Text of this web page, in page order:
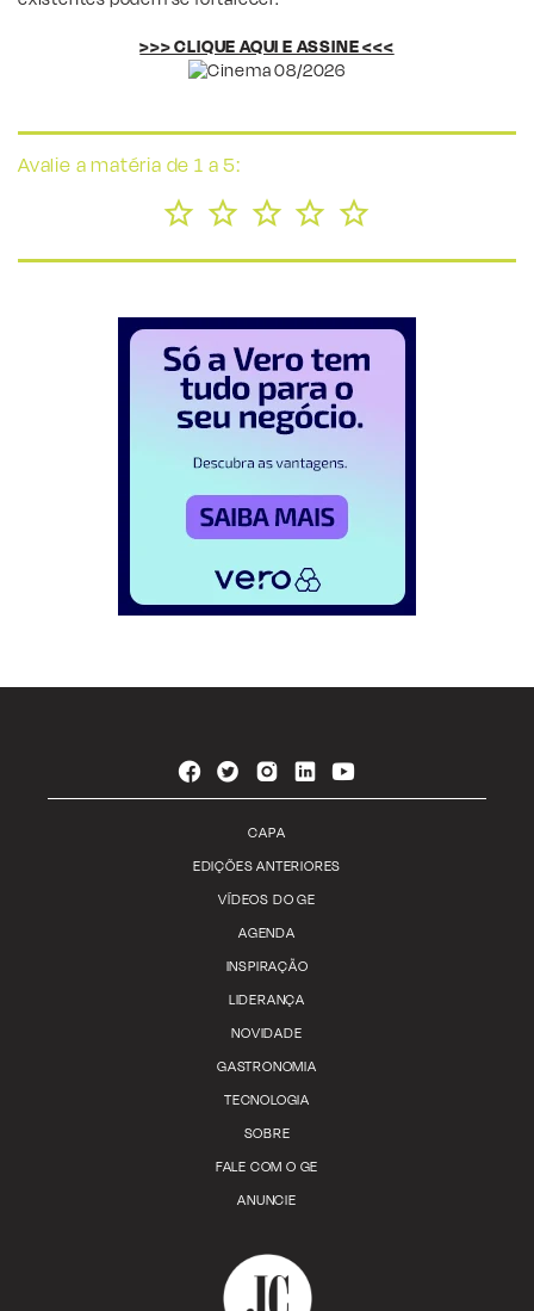
>>> CLIQUE AQUI E ASSINE <<<
Avalie a matéria de 1 a 5:
CAPA
EDIÇÕES ANTERIORES
VÍDEOS DO GE
AGENDA
INSPIRAÇÃO
LIDERANÇA
NOVIDADE
GASTRONOMIA
TECNOLOGIA
SOBRE
FALE COM O GE
ANUNCIE